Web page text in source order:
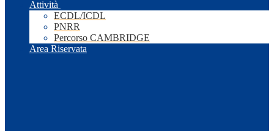
Attività
ECDL/ICDL
PNRR
Percorso CAMBRIDGE
Area Riservata